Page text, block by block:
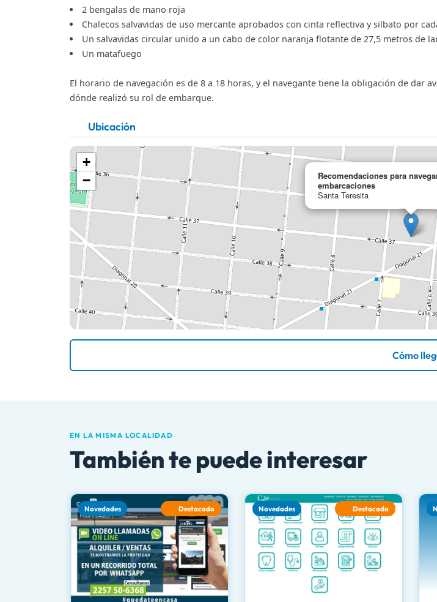
2 bengalas de mano roja
Chalecos salvavidas de uso mercante aprobados con cinta reflectiva y silbato por
Un salvavidas circular unido a un cabo de color naranja flotante de 27,5 metros de
Un matafuego
El horario de navegación es de 8 a 18 horas, y el navegante tiene la obligación de dar
dónde realizó su rol de embarque.
Ubicación
Recomendaciones para
embarcaciones
Santa Teresita
+
−
Cómo
EN LA MISMA LOCALIDAD
También te puede interesar
Novedades Destacado Novedades Destacado